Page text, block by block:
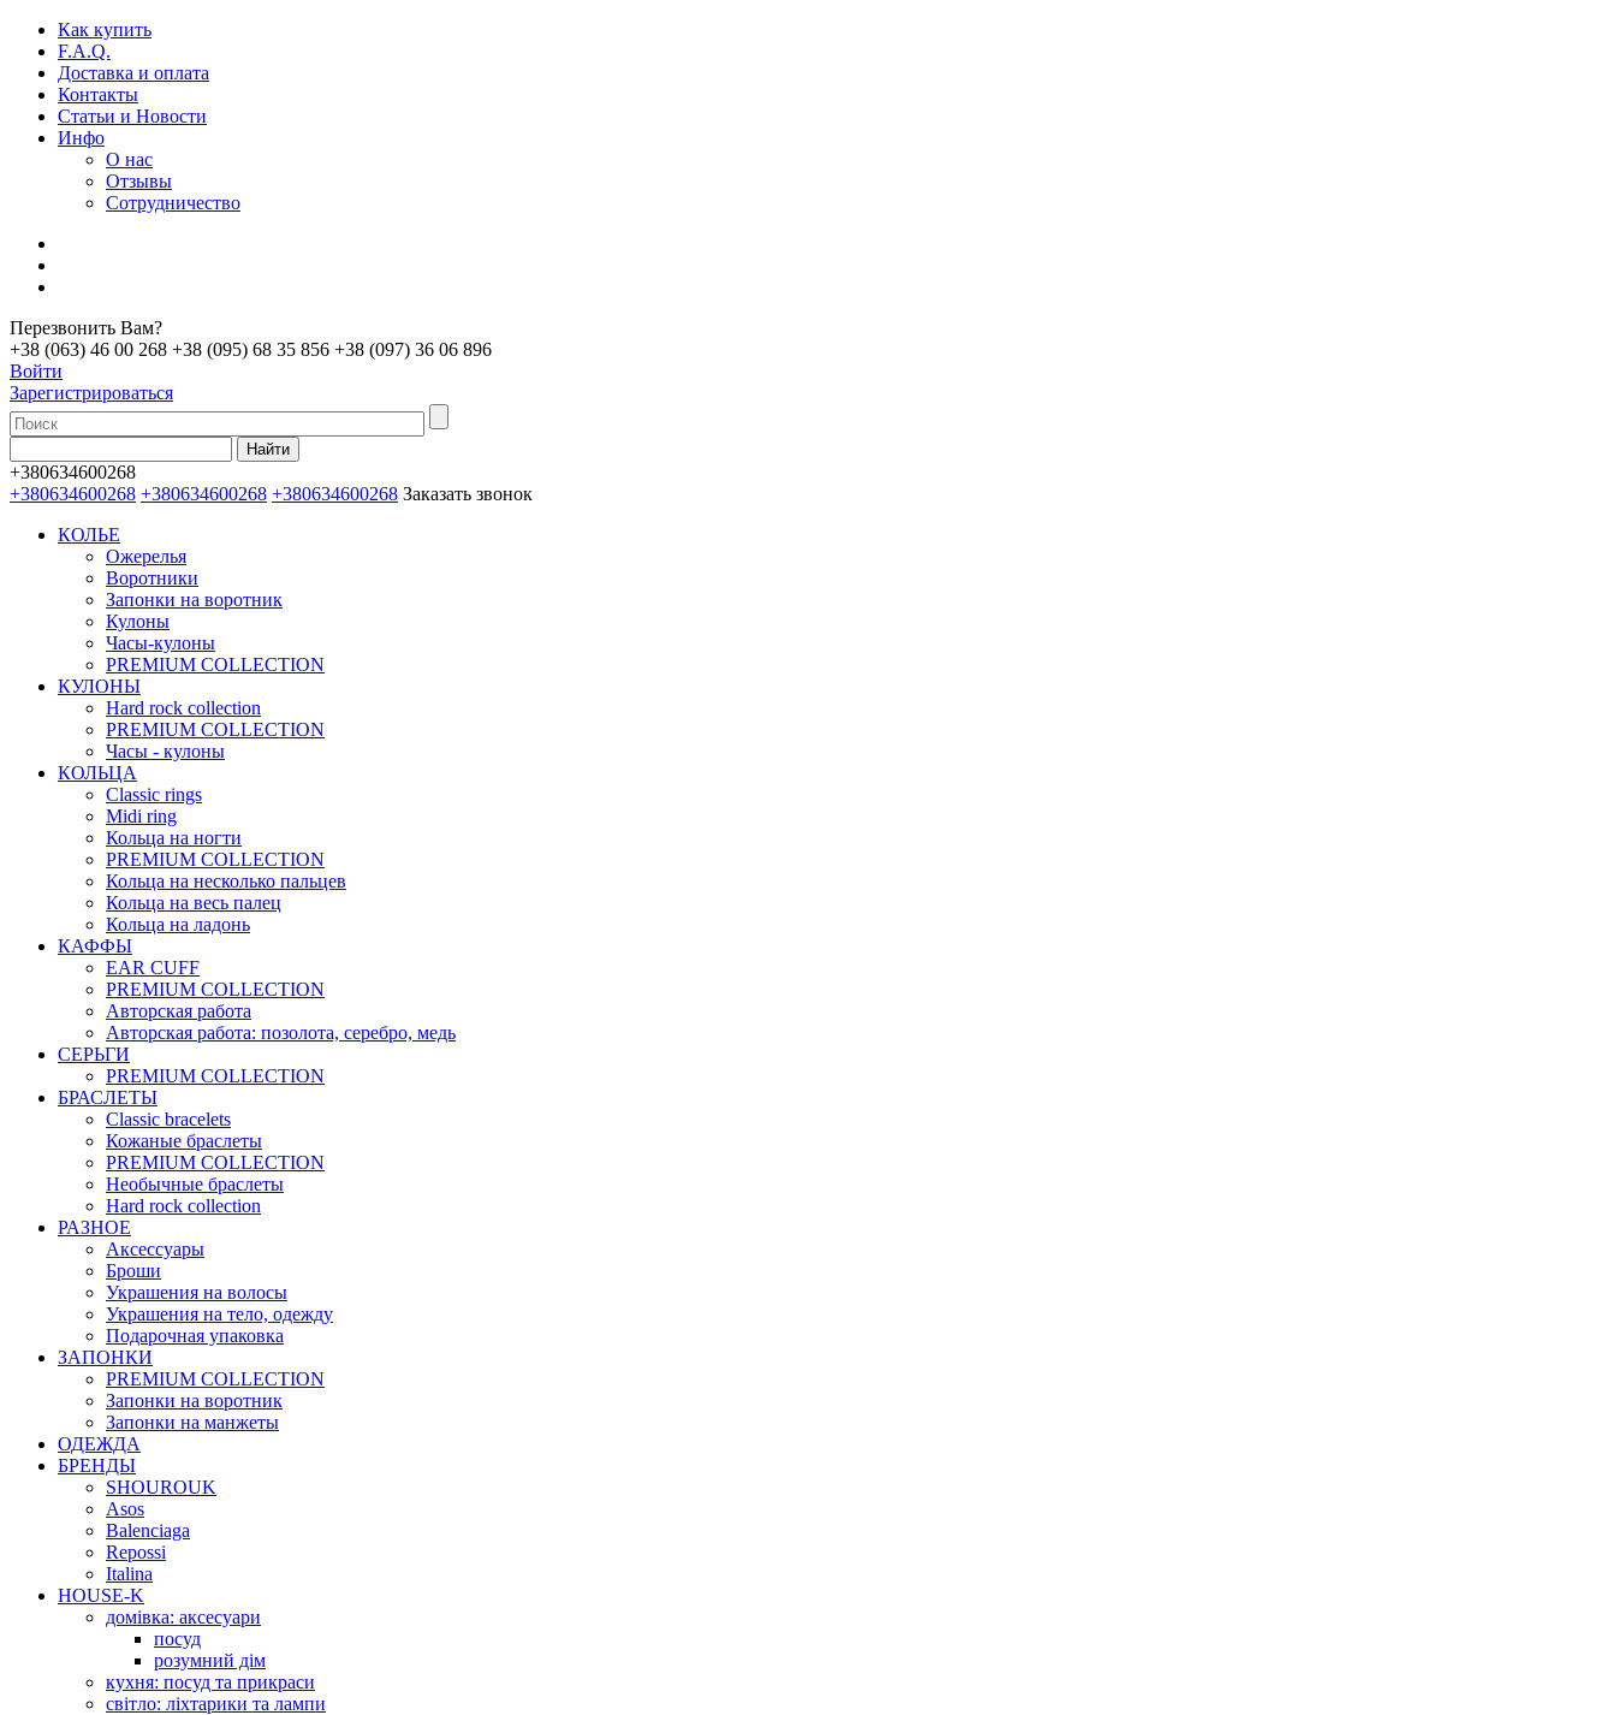
Как купить
F.A.Q.
Доставка и оплата
Контакты
Статьи и Новости
Инфо
О нас
Отзывы
Сотрудничество
Перезвонить Вам?
+38 (063) 46 00 268 +38 (095) 68 35 856 +38 (097) 36 06 896
Войти
Зарегистрироваться
+380634600268
+380634600268 +380634600268 +380634600268 Заказать звонок
КОЛЬЕ
Ожерелья
Воротники
Запонки на воротник
Кулоны
Часы-кулоны
PREMIUM COLLECTION
КУЛОНЫ
Hard rock collection
PREMIUM COLLECTION
Часы - кулоны
КОЛЬЦА
Classic rings
Midi ring
Кольца на ногти
PREMIUM COLLECTION
Кольца на несколько пальцев
Кольца на весь палец
Кольца на ладонь
КАФФЫ
EAR CUFF
PREMIUM COLLECTION
Авторская работа
Авторская работа: позолота, серебро, медь
СЕРЬГИ
PREMIUM COLLECTION
БРАСЛЕТЫ
Classic bracelets
Кожаные браслеты
PREMIUM COLLECTION
Необычные браслеты
Hard rock collection
РАЗНОЕ
Аксессуары
Броши
Украшения на волосы
Украшения на тело, одежду
Подарочная упаковка
ЗАПОНКИ
PREMIUM COLLECTION
Запонки на воротник
Запонки на манжеты
ОДЕЖДА
БРЕНДЫ
SHOUROUK
Asos
Balenciaga
Repossi
Italina
HOUSE-K
домівка: аксесуари
посуд
розумний дім
кухня: посуд та прикраси
світло: ліхтарики та лампи